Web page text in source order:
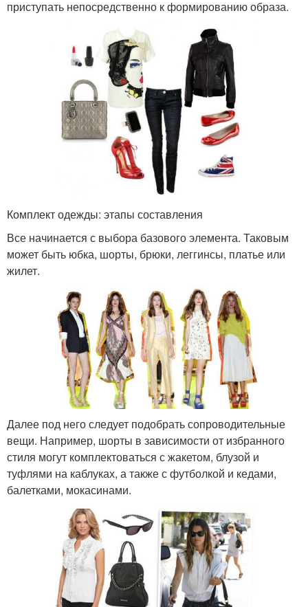
приступать непосредственно к формированию образа.
Комплект одежды: этапы составления
Все начинается с выбора базового элемента. Таковым
может быть юбка, шорты, брюки, леггинсы, платье или
жилет.
Далее под него следует подобрать сопроводительные
вещи. Например, шорты в зависимости от избранного
стиля могут комплектоваться с жакетом, блузой и
туфлями на каблуках, а также с футболкой и кедами,
балетками, мокасинами.